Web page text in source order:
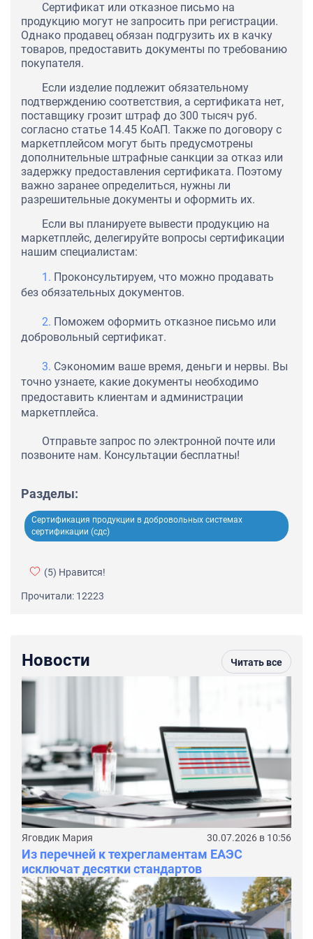
Сертификат или отказное письмо на
продукцию могут не запросить при регистрации.
Однако продавец обязан подгрузить их в качку
товаров, предоставить документы по требованию
покупателя.
Если изделие подлежит обязательному
подтверждению соответствия, а сертификата нет,
поставщику грозит штраф до 300 тысяч руб.
согласно статье 14.45 КоАП. Также по договору с
маркетплейсом могут быть предусмотрены
дополнительные штрафные санкции за отказ или
задержку предоставления сертификата. Поэтому
важно заранее определиться, нужны ли
разрешительные документы и оформить их.
Если вы планируете вывести продукцию на
маркетплейс, делегируйте вопросы сертификации
нашим специалистам:
Проконсультируем, что можно продавать
без обязательных документов.
Поможем оформить отказное письмо или
добровольный сертификат.
Сэкономим ваше время, деньги и нервы. Вы
точно узнаете, какие документы необходимо
предоставить клиентам и администрации
маркетплейса.
Отправьте запрос по электронной почте или
позвоните нам. Консультации бесплатны!
Разделы:
Сертификация продукции в добровольных системах
сертификации (сдс)
(5) Нравится!
Прочитали: 12223
Новости Читать все
Яговдик Мария 30.07.2026 в 10:56
Из перечней к техрегламентам ЕАЭС
исключат десятки стандартов